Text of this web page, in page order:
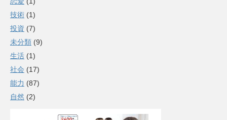
技術 (1)
投資 (7)
未分類 (9)
生活 (1)
社会 (17)
能力 (87)
自然 (2)